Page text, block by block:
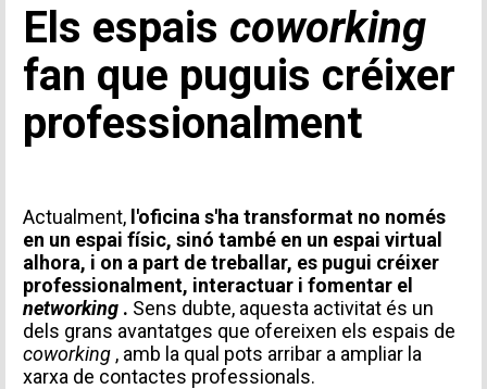
Els espais coworking
fan que puguis créixer
professionalment
Actualment, l'oficina s'ha transformat no només
en un espai físic, sinó també en un espai virtual
alhora, i on a part de treballar, es pugui créixer
professionalment, interactuar i fomentar el
networking . Sens dubte, aquesta activitat és un
dels grans avantatges que ofereixen els espais de
coworking , amb la qual pots arribar a ampliar la
xarxa de contactes professionals.